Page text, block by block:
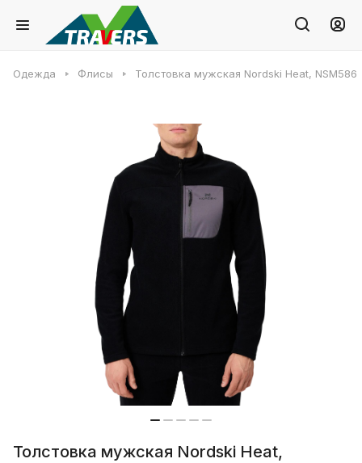
Одежда Флисы Толстовка мужская Nordski Heat, NSM586
Толстовка мужская Nordski Heat,